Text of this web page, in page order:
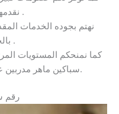
نقدمها اليكم .
نهتم بجوده الخدمات
بالجوده .
كما نمنحكم المستويات
سباكين ماهر مدربين على اداء اعمال السباكه.
رقم